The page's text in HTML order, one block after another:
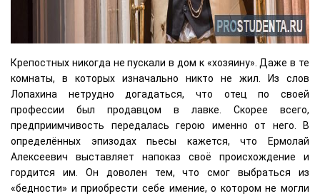
Крепостных никогда не пускали в дом к «хозяину». Даже в те
комнаты, в которых изначально никто не жил. Из слов
Лопахина нетрудно догадаться, что отец по своей
профессии был продавцом в лавке. Скорее всего,
предприимчивость передалась герою именно от него. В
определённых эпизодах пьесы кажется, что Ермолай
Алексеевич выставляет напоказ своё происхождение и
гордится им. Он доволен тем, что смог выбраться из
«бедности» и приобрести себе имение, о котором не могли